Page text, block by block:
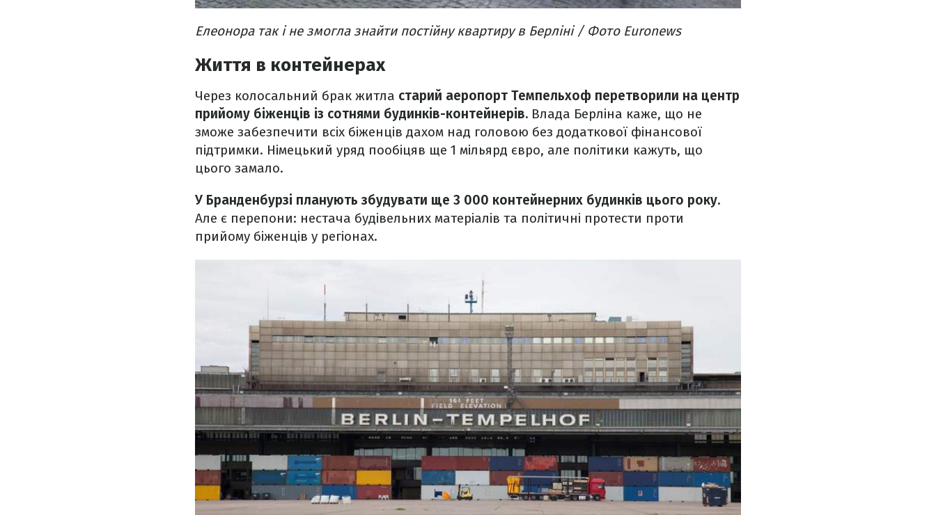
Елеонора так і не змогла знайти постійну квартиру в Берліні / Фото Euronews
Життя в контейнерах
Через колосальний брак житла старий аеропорт Темпельхоф перетворили на центр
прийому біженців із сотнями будинків-контейнерів. Влада Берліна каже, що не
зможе забезпечити всіх біженців дахом над головою без додаткової фінансової
підтримки. Німецький уряд пообіцяв ще 1 мільярд євро, але політики кажуть, що
цього замало.
У Бранденбурзі планують збудувати ще 3 000 контейнерних будинків цього року.
Але є перепони: нестача будівельних матеріалів та політичні протести проти
прийому біженців у регіонах.